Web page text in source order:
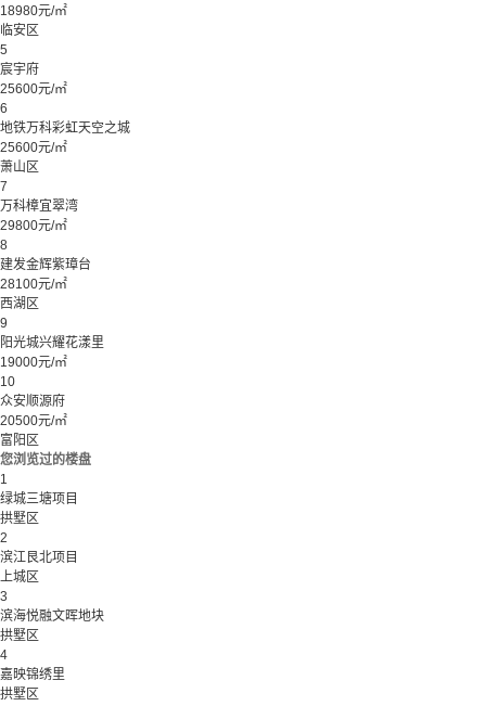
18980元/㎡
临安区
5
宸宇府
25600元/㎡
6
地铁万科彩虹天空之城
25600元/㎡
萧山区
7
万科樟宜翠湾
29800元/㎡
8
建发金辉紫璋台
28100元/㎡
西湖区
9
阳光城兴耀花漾里
19000元/㎡
10
众安顺源府
20500元/㎡
富阳区
您浏览过的楼盘
1
绿城三塘项目
拱墅区
2
滨江艮北项目
上城区
3
滨海悦融文晖地块
拱墅区
4
嘉映锦绣里
拱墅区